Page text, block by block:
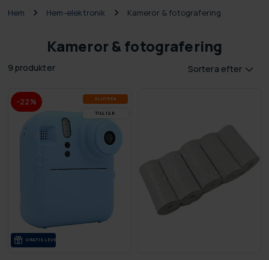
Hem Hem-elektronik Kameror & fotografering
Kameror & fotografering
9 produkter Sortera efter
-22% SLUT­REA
TILL 12.8.
GRA­TIS LE­VE­RANS